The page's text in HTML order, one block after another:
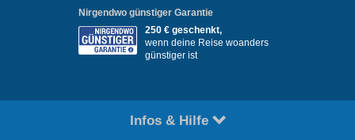
Nirgendwo günstiger Garantie
250 € geschenkt,
wenn deine Reise woanders
günstiger ist
Infos & Hilfe